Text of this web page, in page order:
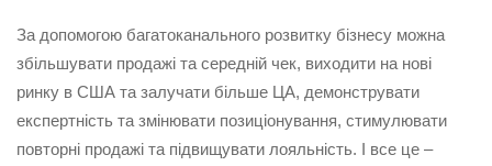
За допомогою багатоканального розвитку бізнесу можна
збільшувати продажі та середній чек, виходити на нові
ринку в США та залучати більше ЦА, демонструвати
експертність та змінювати позиціонування, стимулювати
повторні продажі та підвищувати лояльність. І все це –